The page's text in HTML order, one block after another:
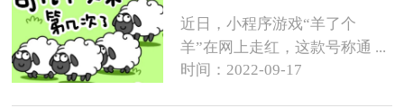
近日，小程序游戏“羊了个
羊”在网上走红，这款号称通 ...
时间：2022-09-17